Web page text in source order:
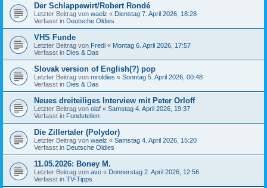
Der Schlappewirt/Robert Rondé
Letzter Beitrag von waelz « Dienstag 7. April 2026, 18:28
Verfasst in Deutsche Oldies
VHS Funde
Letzter Beitrag von Fredi « Montag 6. April 2026, 17:57
Verfasst in Dies & Das
Slovak version of English(?) pop
Letzter Beitrag von mroldies « Sonntag 5. April 2026, 00:48
Verfasst in Dies & Das
Neues dreiteiliges Interview mit Peter Orloff
Letzter Beitrag von olaf « Samstag 4. April 2026, 19:37
Verfasst in Fundstellen
Die Zillertaler (Polydor)
Letzter Beitrag von waelz « Samstag 4. April 2026, 15:20
Verfasst in Deutsche Oldies
11.05.2026: Boney M.
Letzter Beitrag von avo « Donnerstag 2. April 2026, 12:56
Verfasst in TV-Tipps